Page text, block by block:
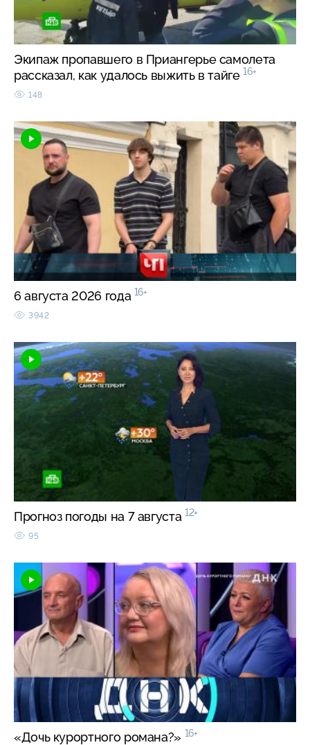
Экипаж пропавшего в Приангерье самолета
рассказал, как удалось выжить в тайге 16+
148
6 августа 2026 года 16+
3942
Прогноз погоды на 7 августа 12+
95
«Дочь курортного романа?» 16+